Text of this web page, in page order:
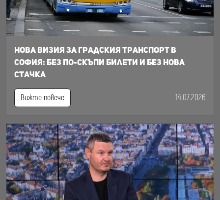
Нова визия за градския транспорт в
София: Без по-скъпи билети и без нова
стачка
Вижте повече 14.07.2026